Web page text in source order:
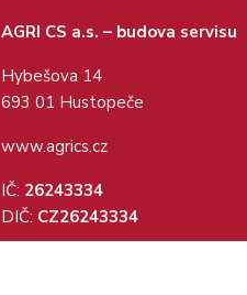
AGRI CS a.s. – budova servisu
Hybešova 14
693 01 Hustopeče
www.agrics.cz
IČ: 26243334
DIČ: CZ26243334